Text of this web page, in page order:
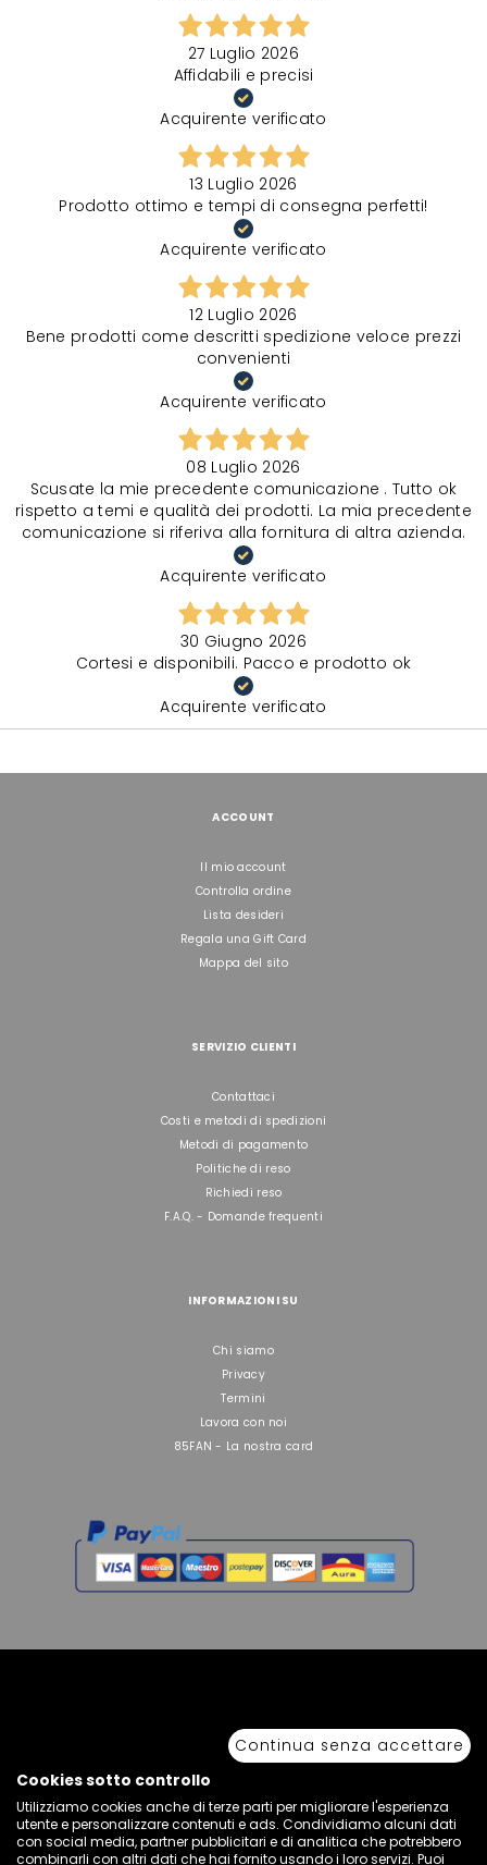
27 Luglio 2026
Affidabili e precisi
Acquirente verificato
13 Luglio 2026
Prodotto ottimo e tempi di consegna perfetti!
Acquirente verificato
12 Luglio 2026
Bene prodotti come descritti spedizione veloce prezzi
convenienti
Acquirente verificato
08 Luglio 2026
Scusate la mie precedente comunicazione . Tutto ok
rispetto a temi e qualità dei prodotti. La mia precedente
comunicazione si riferiva alla fornitura di altra azienda.
Acquirente verificato
30 Giugno 2026
Cortesi e disponibili. Pacco e prodotto ok
Acquirente verificato
ACCOUNT
Il mio account
Controlla ordine
Lista desideri
Regala una Gift Card
Mappa del sito
SERVIZIO CLIENTI
Contattaci
Costi e metodi di spedizioni
Metodi di pagamento
Politiche di reso
Richiedi reso
F.A.Q. - Domande frequenti
INFORMAZIONI SU
Chi siamo
Privacy
Termini
Lavora con noi
85FAN - La nostra card
anche parziale.
Via Piave Km 68,600 • 04100 Latina, Italia | P.IVA 01222400598 • N° REA LT -
77855
Continua senza accettare
Cookies sotto controllo
Utilizziamo cookies anche di terze parti per migliorare l'esperienza
utente e personalizzare contenuti e ads. Condividiamo alcuni dati
con social media, partner pubblicitari e di analitica che potrebbero
combinarli con altri dati che hai fornito usando i loro servizi. Puoi